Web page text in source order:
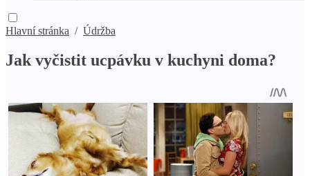
Hlavní stránka / Údržba
Jak vyčistit ucpávku v kuchyni doma?